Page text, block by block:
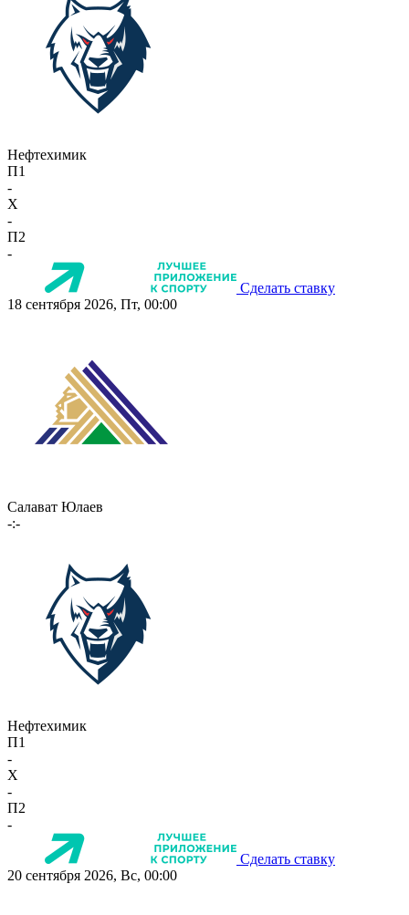
Нефтехимик
П1
-
X
-
П2
-
Сделать ставку
18 сентября 2026, Пт, 00:00
Салават Юлаев
-:-
Нефтехимик
П1
-
X
-
П2
-
Сделать ставку
20 сентября 2026, Вс, 00:00